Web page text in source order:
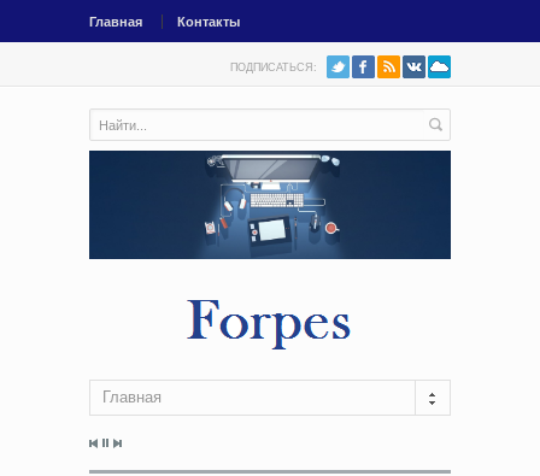
Главная Контакты
ПОДПИСАТЬСЯ:
Главная